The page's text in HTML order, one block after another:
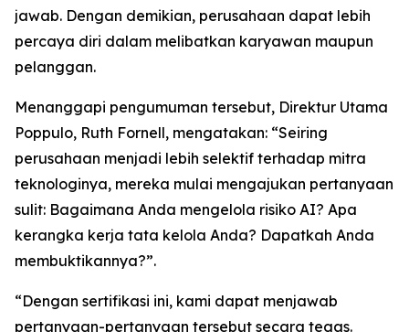
jawab. Dengan demikian, perusahaan dapat lebih
percaya diri dalam melibatkan karyawan maupun
pelanggan.
Menanggapi pengumuman tersebut, Direktur Utama
Poppulo, Ruth Fornell, mengatakan: “Seiring
perusahaan menjadi lebih selektif terhadap mitra
teknologinya, mereka mulai mengajukan pertanyaan
sulit: Bagaimana Anda mengelola risiko AI? Apa
kerangka kerja tata kelola Anda? Dapatkah Anda
membuktikannya?”.
“Dengan sertifikasi ini, kami dapat menjawab
pertanyaan-pertanyaan tersebut secara tegas.